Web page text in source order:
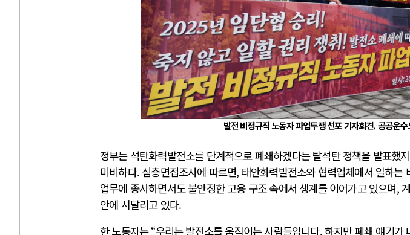
발전 비정규직 노동자 파업투쟁 선포 기자회견. 공공운
정부는 석탄화력발전소를 단계적으로 폐쇄하겠다는 탈석탄 정책을 발표했
미비하다. 심층면접조사에 따르면, 태안화력발전소와 협력업체에서 일하는
업무에 종사하면서도 불안정한 고용 구조 속에서 생계를 이어가고 있으며,
안에 시달리고 있다.
한 노동자는 “우리는 발전소를 움직이는 사람들입니다. 하지만 폐쇄 얘기가